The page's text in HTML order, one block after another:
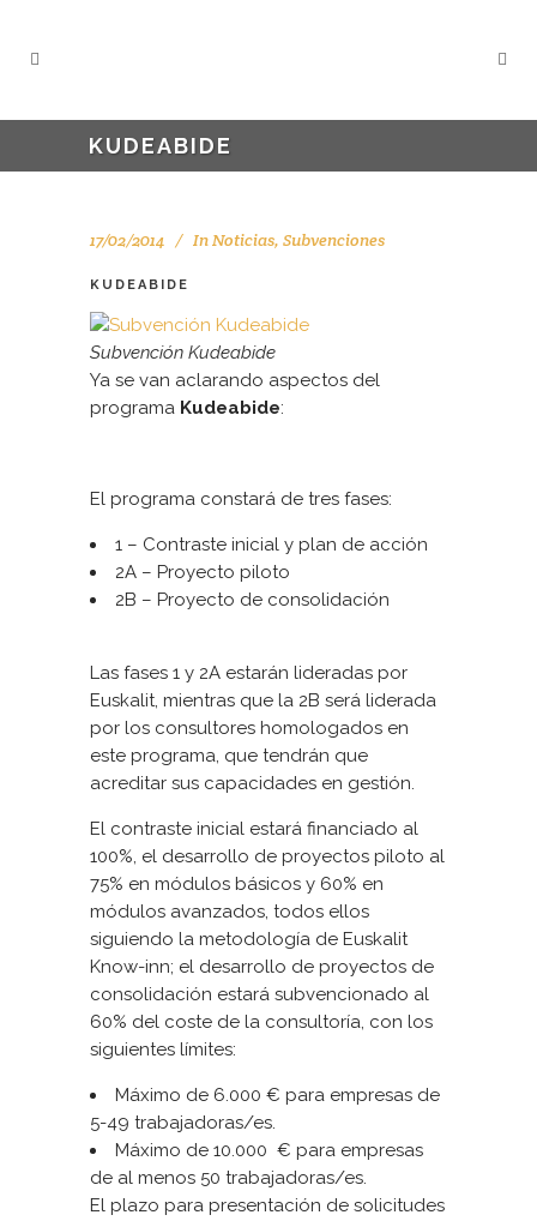
KUDEABIDE
17/02/2014 InNoticias, Subvenciones
KUDEABIDE
Subvención Kudeabide
Ya se van aclarando aspectos del
programa Kudeabide:
El programa constará de tres fases:
1 – Contraste inicial y plan de acción
2A – Proyecto piloto
2B – Proyecto de consolidación
Las fases 1 y 2A estarán lideradas por
Euskalit, mientras que la 2B será liderada
por los consultores homologados en
este programa, que tendrán que
acreditar sus capacidades en gestión.
El contraste inicial estará financiado al
100%, el desarrollo de proyectos piloto al
75% en módulos básicos y 60% en
módulos avanzados, todos ellos
siguiendo la metodología de Euskalit
Know-inn; el desarrollo de proyectos de
consolidación estará subvencionado al
60% del coste de la consultoría, con los
siguientes límites:
Máximo de 6.000 € para empresas de
5-49 trabajadoras/es.
Máximo de 10.000 € para empresas
de al menos 50 trabajadoras/es.
El plazo para presentación de solicitudes